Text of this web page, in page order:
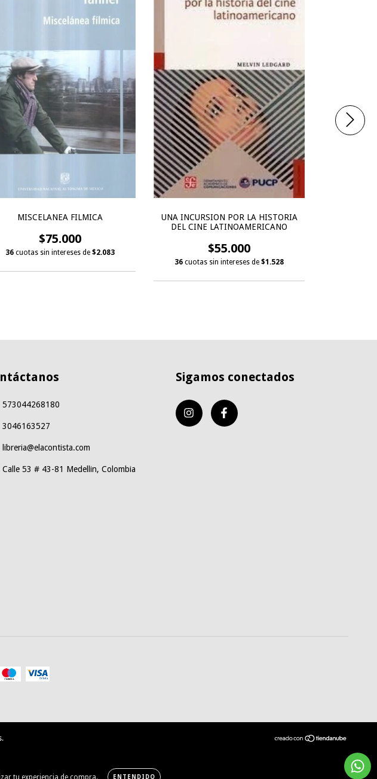
tu experiencia de compra. ENTENDIDO
MISCELANEA FILMICA
$75.000
36 cuotas sin intereses de $2.083
UNA INCURSION POR LA HISTORIA
DEL CINE LATINOAMERICANO
$55.000
36 cuotas sin intereses de $1.528
573044268180
3046163527
libreria@elacontista.com
Calle 53 # 43-81 Medellin, Colombia
Sigamos conectados